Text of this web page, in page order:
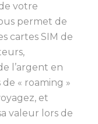
votre
permet de
cartes SIM de
l’argent en
« roaming »
et
valeur lors de